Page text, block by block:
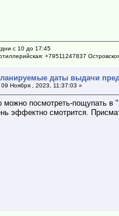
с 10 до 17:45
+79511247837
даты выдачи
Ноября , 2023, 11:37:03 »
можно посмотреть-пощупать
эффектно смотрится.